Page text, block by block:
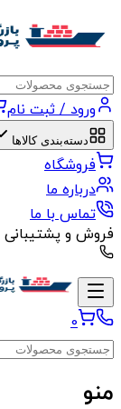
ورود / ثبت نام
دسته‌بندی کالاها
فروشگاه
درباره ما
تماس با ما
فروش و پشتیبانی
0
منو